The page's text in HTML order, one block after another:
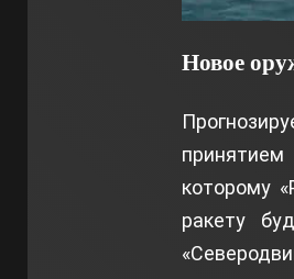
Новое
принятием
которому
ракету